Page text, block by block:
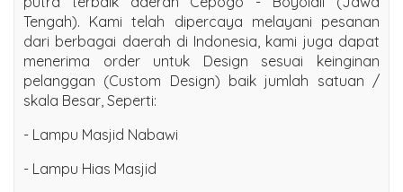
Tengah). Kami telah dipercaya melayani pesanan
dari berbagai daerah di Indonesia, kami juga dapat
menerima order untuk Design sesuai keinginan
pelanggan (Custom Design) baik jumlah satuan /
skala Besar, Seperti:
- Lampu Masjid Nabawi
- Lampu Hias Masjid